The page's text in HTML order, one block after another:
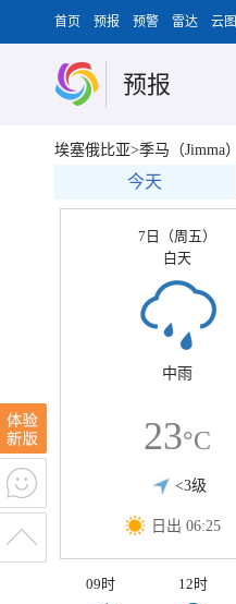
首页 预报 预警 雷达 云图
预报
埃塞俄比亚>季马（Jimma）
今天
7日（周五）
白天
中雨
23°C
<3级
日出 06:25
09时 12时